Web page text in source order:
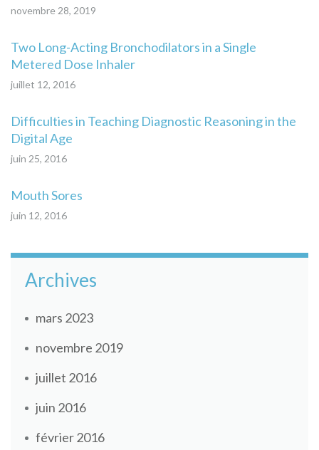
novembre 28, 2019
Two Long-Acting Bronchodilators in a Single
Metered Dose Inhaler
juillet 12, 2016
Difficulties in Teaching Diagnostic Reasoning in the
Digital Age
juin 25, 2016
Mouth Sores
juin 12, 2016
Archives
mars 2023
novembre 2019
juillet 2016
juin 2016
février 2016